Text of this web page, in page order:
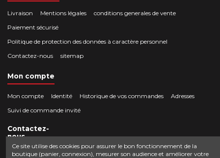
Livraison Mentions légales
conditions generales de vente
Paiement sécurisé
Politique de protection des données à caractère personnel
Contactez-nous
sitemap
Mon compte
Mon compte Identité Historique de vos commandes
Adresses
Suivi de commande invité
Contactez-
nous
Crocbois-motoculture.com
Ce site utilise des cookies pour assurer le bon fonctionnement de la
boutique (panier, connexion), mesurer son audience et améliorer votre